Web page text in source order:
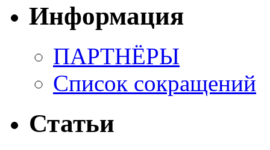
Информация
ПАРТНЁРЫ
Список сокращений
Статьи